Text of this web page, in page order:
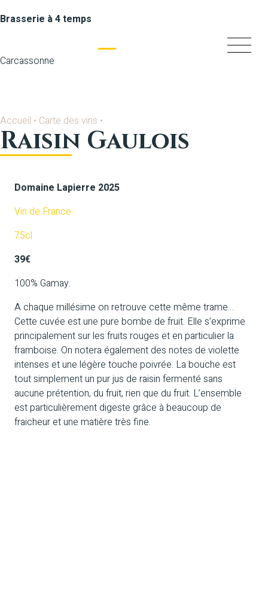
Brasserie à 4 temps
Carcassonne
Accueil • Carte des vins •
Raisin Gaulois
Domaine Lapierre 2025
Vin de France
75cl
39€
100% Gamay.
A chaque millésime on retrouve cette même trame…
Cette cuvée est une pure bombe de fruit. Elle s’exprime
principalement sur les fruits rouges et en particulier la
framboise. On notera également des notes de violette
intenses et une légère touche poivrée. La bouche est
tout simplement un pur jus de raisin fermenté sans
aucune prétention, du fruit, rien que du fruit. L’ensemble
est particulièrement digeste grâce à beaucoup de
fraicheur et une matière très fine.